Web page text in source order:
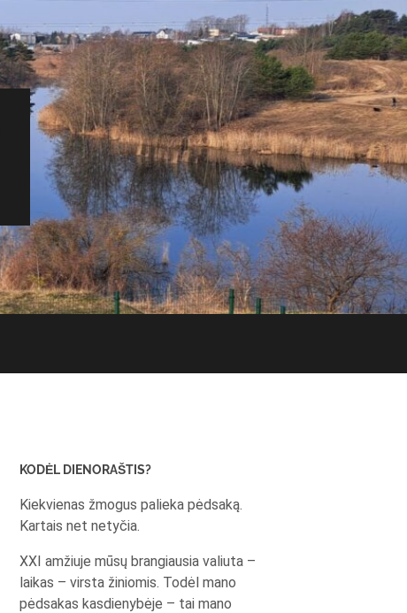
KODĖL DIENORAŠTIS?
Kiekvienas žmogus palieka pėdsaką.
Kartais net netyčia.
XXI amžiuje mūsų brangiausia valiuta –
laikas – virsta žiniomis. Todėl mano
pėdsakas kasdienybėje – tai mano